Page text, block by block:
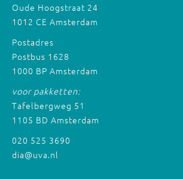
Oude Hoogstraat 24
1012 CE Amsterdam
Postadres
Postbus 1628
1000 BP Amsterdam
voor pakketten:
Tafelbergweg 51
1105 BD Amsterdam
020 525 3690
dia@uva.nl